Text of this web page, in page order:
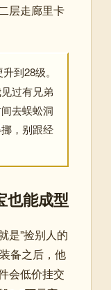
层走廊里卡
到28级。
过有兄弟
去蜈蚣洞
，别跟经
也能成型
是”捡别人的
备之后，他
会低价挂交